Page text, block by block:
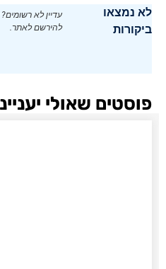
לא נמצאו
ביקורות
עדיין לא
להירשם לאתר.
פוסטים שאולי